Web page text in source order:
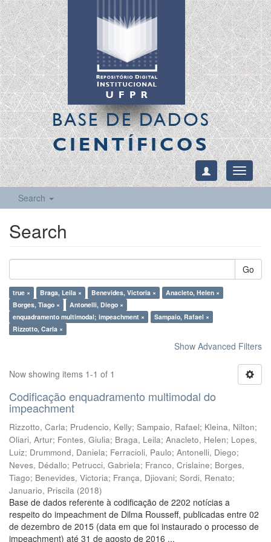
BASE DE DADOS
CIENTÍFICOS
Toggle
Search
Search
Go
true × Braga, Leila × Benevides, Victoria ×
Anacleto, Helen ×
Borges, Tiago ×
Antonelli, Diego ×
enquadramento multimodal; impeachment ×
Sampaio, Rafael ×
Rizzotto, Carla ×
Show Advanced Filters
Now showing items 1-1 of 1
Codificação enquadramento multimodal do
impeachment
Rizzotto, Carla; Prudencio, Kelly; Sampaio, Rafael; Kleina, Nilton;
Oliari, Artur; Fontes, Giulia; Braga, Leila; Anacleto, Helen; Lopes,
Luiz; Drummond, Daniela; Ferracioli, Paulo; Antonelli, Diego;
Neves, Dédallo; Petrucci, Gabriela; Franco, Crislaine; Borges,
Tiago; Benevides, Victoria; França, Djiovani; Sordi, Renato;
Januario, Priscila (2018)
Base de dados referente à codificação de 2202 notícias a
respeito do impeachment de Dilma Rousseff, publicadas entre 02
de dezembro de 2015 (data em que foi instaurado o processo de
impeachment) até 31 de agosto de 2016 ...